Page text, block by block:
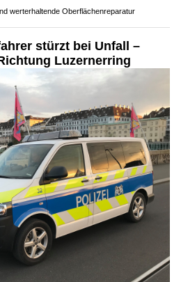
werterhaltende Oberflächenreparatur
stürzt bei Unfall –
Luzernerring